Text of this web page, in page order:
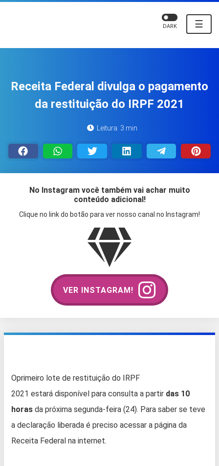
☰
DARK
Receita Federal divulga o pagamento
da restituição do IRPF 2021
Leitura: 3 min
No Instagram você também vai achar muito
conteúdo adicional!
Clique no link do botão para ver nosso canal no Instagram!
VER INSTAGRAM!
Oprimeiro lote de restituição do IRPF
2021 estará disponível para consulta a partir das 10
horas da próxima segunda-feira (24). Para saber se teve
a declaração liberada é preciso acessar a página da
Receita Federal na internet.